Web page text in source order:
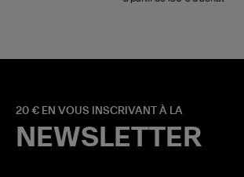
20 € EN VOUS INSCRIVANT À LA
NEWSLETTER